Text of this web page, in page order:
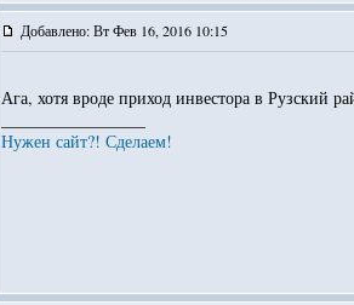
Добавлено: Вт Фев 16, 2016 10:15
Ага, хотя вроде приход инвестора в Рузский
Нужен сайт?! Сделаем!